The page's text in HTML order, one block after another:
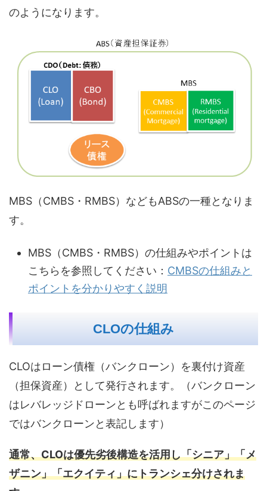
のようになります。
MBS（CMBS・RMBS）などもABSの一種となりま
す。
MBS（CMBS・RMBS）の仕組みやポイントは
こちらを参照してください： CMBSの仕組みと
ポイントを分かりやすく説明
CLOの仕組み
CLOはローン債権（バンクローン）を裏付け資産
（担保資産）として発行されます。（バンクローン
はレバレッジドローンとも呼ばれますがこのページ
ではバンクローンと表記します）
通常、CLOは優先劣後構造を活用し「シニア」「メ
ザニン」「エクイティ」にトランシェ分けされま